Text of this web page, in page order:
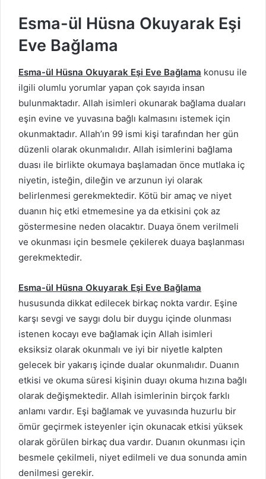
Esma-ül Hüsna Okuyarak Eşi
Eve Bağlama
Esma-ül Hüsna Okuyarak Eşi Eve Bağlama konusu ile
ilgili olumlu yorumlar yapan çok sayıda insan
bulunmaktadır. Allah isimleri okunarak bağlama duaları
eşin evine ve yuvasına bağlı kalmasını istemek için
okunmaktadır. Allah’ın 99 ismi kişi tarafından her gün
düzenli olarak okunmalıdır. Allah isimlerini bağlama
duası ile birlikte okumaya başlamadan önce mutlaka iç
niyetin, isteğin, dileğin ve arzunun iyi olarak
belirlenmesi gerekmektedir. Kötü bir amaç ve niyet
duanın hiç etki etmemesine ya da etkisini çok az
göstermesine neden olacaktır. Duaya önem verilmeli
ve okunması için besmele çekilerek duaya başlanması
gerekmektedir.
Esma-ül Hüsna Okuyarak Eşi Eve Bağlama
hususunda dikkat edilecek birkaç nokta vardır. Eşine
karşı sevgi ve saygı dolu bir duygu içinde olunması
istenen kocayı eve bağlamak için Allah isimleri
eksiksiz olarak okunmalı ve iyi bir niyetle kalpten
gelecek bir yakarış içinde dualar okunmalıdır. Duanın
etkisi ve okuma süresi kişinin duayı okuma hızına bağlı
olarak değişmektedir. Allah isimlerinin birçok farklı
anlamı vardır. Eşi bağlamak ve yuvasında huzurlu bir
ömür geçirmek isteyenler için okunacak etkisi yüksek
olarak görülen birkaç dua vardır. Duanın okunması için
besmele çekilmeli, niyet edilmeli ve dua sonunda amin
denilmesi gerekir.